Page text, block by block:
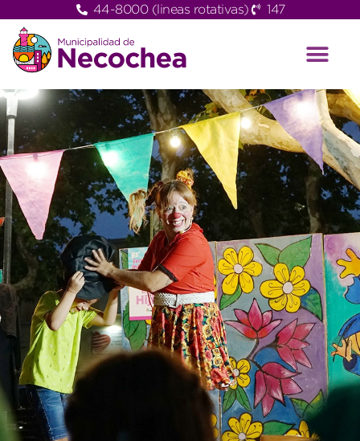
44-8000 (lineas rotativas) 147